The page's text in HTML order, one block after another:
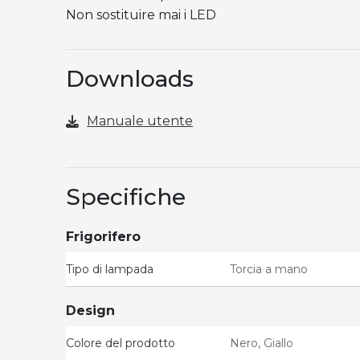
Non sostituire mai i LED
Downloads
Manuale utente
Specifiche
Frigorifero
Tipo di lampada Torcia a mano
Design
Colore del prodotto Nero, Giallo